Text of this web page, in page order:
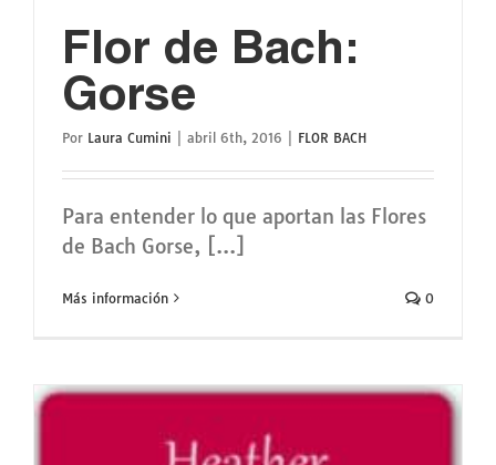
Flor de Bach:
Gorse
Por Laura Cumini abril 6th, 2016 FLOR BACH
Para entender lo que aportan las Flores
de Bach Gorse, [...]
Más información 0